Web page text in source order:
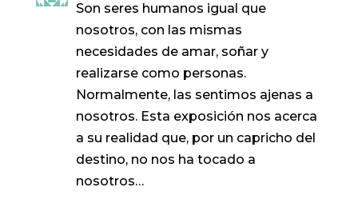
Son seres humanos igual que
nosotros, con las mismas
necesidades de amar, soñar y
realizarse como personas.
Normalmente, las sentimos ajenas a
nosotros. Esta exposición nos acerca
a su realidad que, por un capricho del
destino, no nos ha tocado a
nosotros…